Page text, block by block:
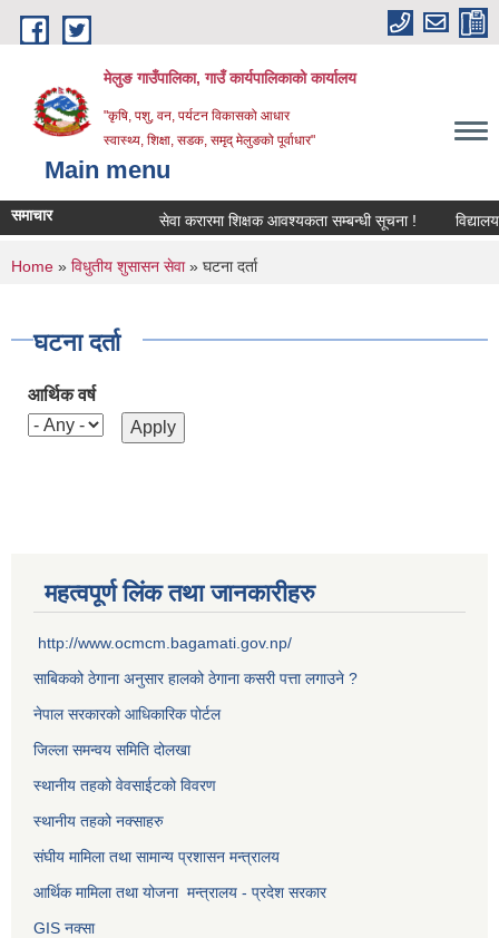
Skip to main content
मेलुङ गाउँपालिका, गाउँ कार्यपालिकाको कार्यालय
"कृषि, पशु, वन, पर्यटन विकासको आधार
स्वास्थ्य, शिक्षा, सडक, समृद् मेलुङको पूर्वाधार"
Main menu
समाचार सेवा करारमा शिक्षक आवश्‍यकता सम्बन्धी सूचना !
You are here
Home » विधुतीय शुसासन सेवा» घटना दर्ता
घटना दर्ता
आर्थिक वर्ष
महत्वपूर्ण लिंक तथा जानकारीहरु
http://www.ocmcm.bagamati.gov.np/
साबिकको ठेगाना अनुसार हालको ठेगाना कसरी पत्ता लगाउने ?
नेपाल सरकारको आधिकारिक पोर्टल
जिल्ला समन्वय समिति दोलखा
स्थानीय तहको वेवसाईटको विवरण
स्थानीय तहको नक्साहरु
संघीय मामिला तथा सामान्य प्रशासन मन्त्रालय
आर्थिक मामिला तथा योजना मन्त्रालय - प्रदेश सरकार
GIS नक्सा